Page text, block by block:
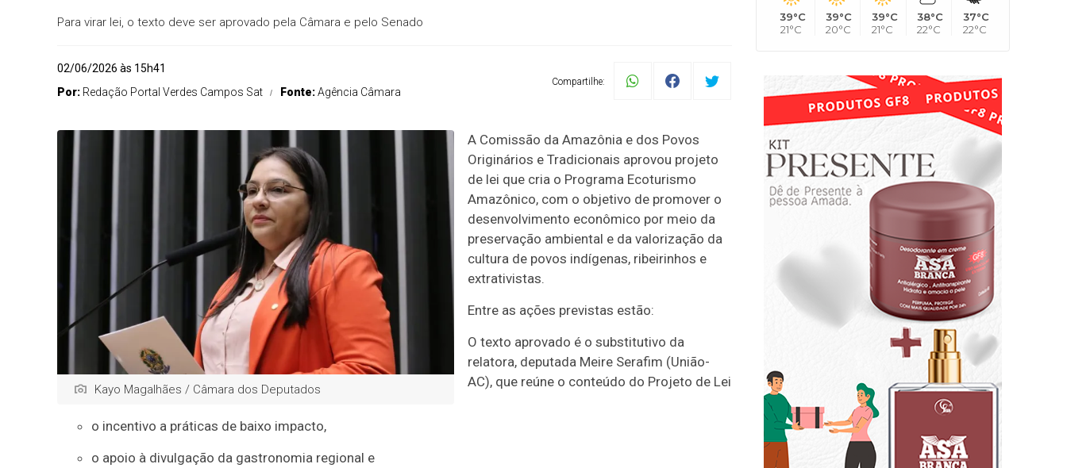
Para virar lei, o texto deve ser aprovado pela Câmara e pelo Senado
02/06/2026 às 15h41
Por: Redação Portal Verdes Campos Sat Fonte:Agência Câmara
Compartilhe:
Kayo Magalhães / Câmara dos Deputados
A Comissão da Amazônia e dos Povos
Originários e Tradicionais aprovou projeto
de lei que cria o Programa Ecoturismo
Amazônico, com o objetivo de promover o
desenvolvimento econômico por meio da
preservação ambiental e da valorização da
cultura de povos indígenas, ribeirinhos e
extrativistas.
Entre as ações previstas estão:
o incentivo a práticas de baixo impacto,
o apoio à divulgação da gastronomia regional e
O texto aprovado é o substitutivo da
relatora, deputada Meire Serafim (União-
AC), que reúne o conteúdo do Projeto de Lei
39°C
21°C
39°C
20°C
39°C
21°C
38°C
22°C
37°C
22°C